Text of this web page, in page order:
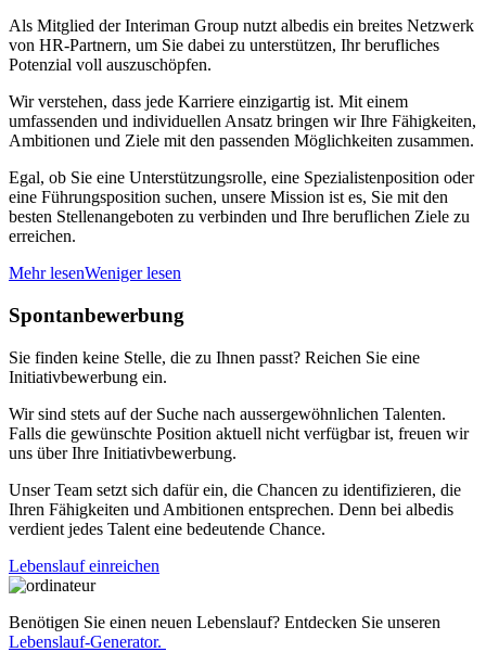
Als Mitglied der Interiman Group nutzt albedis ein breites Netzwerk
von HR-Partnern, um Sie dabei zu unterstützen, Ihr berufliches
Potenzial voll auszuschöpfen.
Wir verstehen, dass jede Karriere einzigartig ist. Mit einem
umfassenden und individuellen Ansatz bringen wir Ihre Fähigkeiten,
Ambitionen und Ziele mit den passenden Möglichkeiten zusammen.
Egal, ob Sie eine Unterstützungsrolle, eine Spezialistenposition oder
eine Führungsposition suchen, unsere Mission ist es, Sie mit den
besten Stellenangeboten zu verbinden und Ihre beruflichen Ziele zu
erreichen.
Mehr lesenWeniger lesen
Spontanbewerbung
Sie finden keine Stelle, die zu Ihnen passt? Reichen Sie eine
Initiativbewerbung ein.
Wir sind stets auf der Suche nach aussergewöhnlichen Talenten.
Falls die gewünschte Position aktuell nicht verfügbar ist, freuen wir
uns über Ihre Initiativbewerbung.
Unser Team setzt sich dafür ein, die Chancen zu identifizieren, die
Ihren Fähigkeiten und Ambitionen entsprechen. Denn bei albedis
verdient jedes Talent eine bedeutende Chance.
Lebenslauf einreichen
Benötigen Sie einen neuen Lebenslauf? Entdecken Sie unseren
Lebenslauf-Generator.